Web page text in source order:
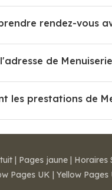
rendez-vous
de
les prestations de
| Pages jaune | Horaires
Pages UK | Yellow Pages